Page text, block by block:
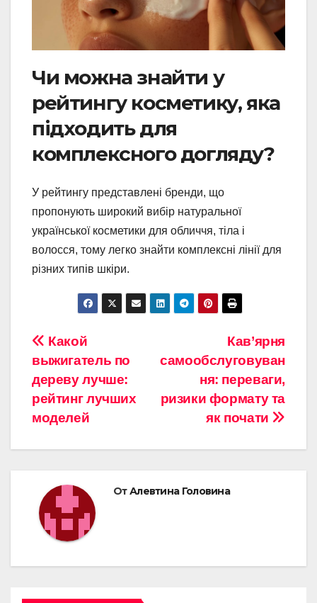
Чи можна знайти у
рейтингу косметику, яка
підходить для
комплексного догляду?
У рейтингу представлені бренди, що
пропонують широкий вибір натуральної
української косметики для обличчя, тіла і
волосся, тому легко знайти комплексні лінії для
різних типів шкіри.
Навигация
по
записям
Кав’ярня
самообслуговуван
ня: переваги,
ризики формату та
як почати
Какой
выжигатель по
дереву лучше:
рейтинг лучших
моделей
ОтАлевтина Головина